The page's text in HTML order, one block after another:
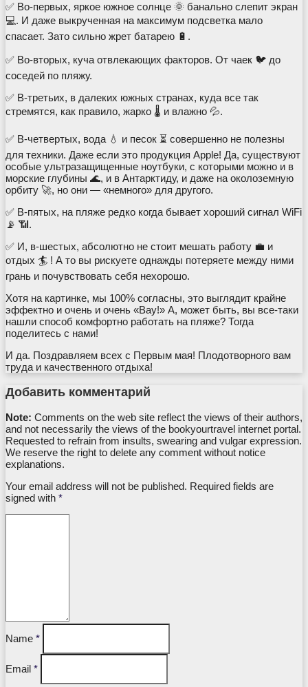
✅ Во-первых, яркое южное солнце 🌞 банально слепит экран
💻. И даже выкрученная на максимум подсветка мало
спасает. Зато сильно жрет батарею 🔋.
✅ Во-вторых, куча отвлекающих факторов. От чаек 🐦 до
соседей по пляжу.
✅ В-третьих, в далеких южных странах, куда все так
стремятся, как правило, жарко 🌡️ и влажно 💦.
✅ В-четвертых, вода 💧 и песок ⏳ совершенно не полезны
для техники. Даже если это продукция Apple! Да, существуют
особые ультразащищенные ноутбуки, с которыми можно и в
морские глубины 🌊, и в Антарктиду, и даже на околоземную
орбиту 🚀, но они — «немного» для другого.
✅ В-пятых, на пляже редко когда бывает хороший сигнал WiFi
📡 📶.
✅ И, в-шестых, абсолютно не стоит мешать работу 💼 и
отдых 🏄 ! А то вы рискуете однажды потеряете между ними
грань и почувствовать себя нехорошо.
Хотя на картинке, мы 100% согласны, это выглядит крайне
эффектно и очень и очень «Вау!» А, может быть, вы все-таки
нашли способ комфортно работать на пляже? Тогда
поделитесь с нами!
И да. Поздравляем всех с Первым мая! Плодотворного вам
труда и качественного отдыха!
Добавить комментарий
Note: Comments on the web site reflect the views of their authors,
and not necessarily the views of the bookyourtravel internet portal.
Requested to refrain from insults, swearing and vulgar expression.
We reserve the right to delete any comment without notice
explanations.
Your email address will not be published. Required fields are
signed with *
Name *
Email *